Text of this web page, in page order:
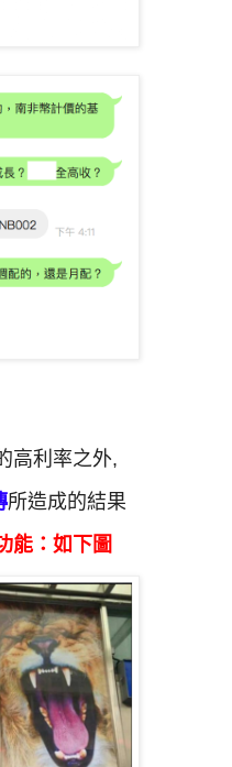
高利率之外,
所造成的結果
能：如下圖